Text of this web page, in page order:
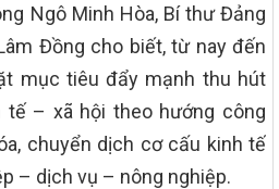
Ngô Minh Hòa, Bí thư Đảng
Đồng cho biết, từ nay đến
mục tiêu đẩy mạnh thu hút
tế – xã hội theo hướng công
chuyển dịch cơ cấu kinh tế
– dịch vụ – nông nghiệp.